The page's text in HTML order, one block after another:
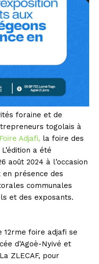
foraine et de
togolais à
Foire Adjafi, la foire des
a été
août 2024 à l’occasion
en présence des
communales
et des exposants.
12rme foire adjafi se
d’Agoè-Nyivé et
ZLECAF, pour